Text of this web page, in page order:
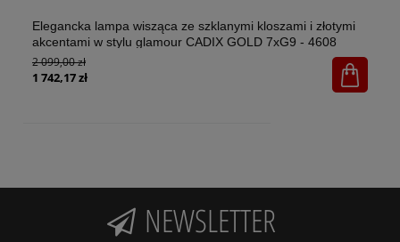
Elegancka lampa wisząca ze szklanymi kloszami i złotymi
akcentami w stylu glamour CADIX GOLD 7xG9 - 4608
2 099,00 zł
1 742,17 zł
NEWSLETTER